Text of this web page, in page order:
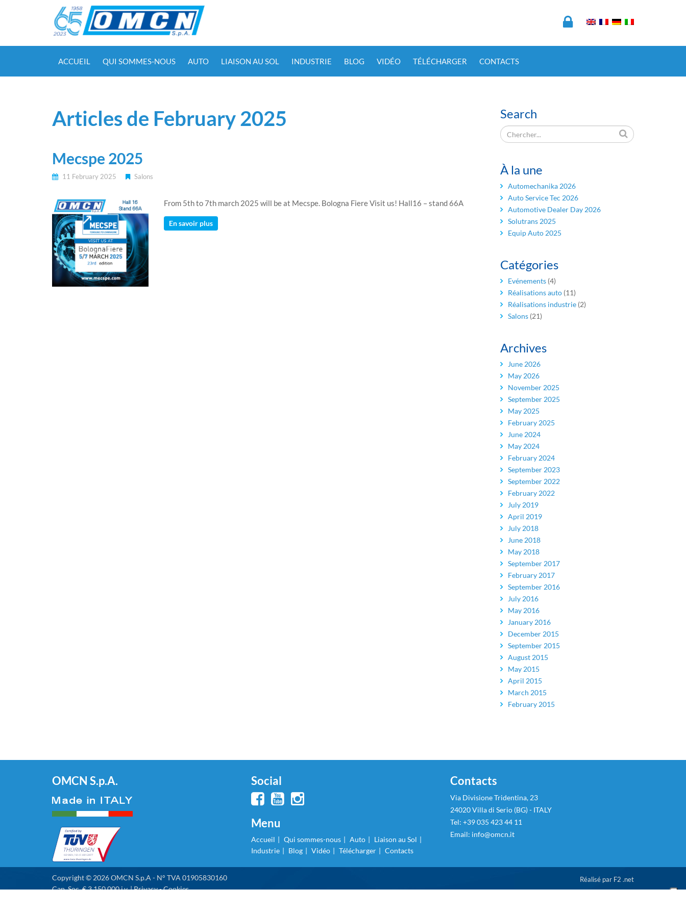
ACCUEIL QUI SOMMES-NOUS AUTO LIAISON AU SOL INDUSTRIE BLOG VIDÉO TÉLÉCHARGER CONTACTS
Articles de February 2025
Mecspe 2025
11 February 2025 Salons
From 5th to 7th march 2025 will be at Mecspe. Bologna Fiere Visit us! Hall16 – stand 66A
En savoir plus
Search
À la une
Automechanika 2026
Auto Service Tec 2026
Automotive Dealer Day 2026
Solutrans 2025
Equip Auto 2025
Catégories
Evénements(4)
Réalisations auto(11)
Réalisations industrie(2)
Salons(21)
Archives
June 2026
May 2026
November 2025
September 2025
May 2025
February 2025
June 2024
May 2024
February 2024
September 2023
September 2022
February 2022
July 2019
April 2019
July 2018
June 2018
May 2018
September 2017
February 2017
September 2016
July 2016
May 2016
January 2016
December 2015
September 2015
August 2015
May 2015
April 2015
March 2015
February 2015
OMCN S.p.A. Social
Menu
Accueil Qui sommes-nous Auto
Liaison au Sol
Industrie
Blog Vidéo Télécharger Contacts
Contacts
Via Divisione Tridentina, 23
24020 Villa di Serio (BG) - ITALY
Tel: +39 035 423 44 11
Email: info@omcn.it
Copyright © 2026 OMCN S.p.A - N° TVA 01905830160
Cap. Soc. € 3.150.000 i.v. |Privacy-Cookies
Réalisé par F2 .net